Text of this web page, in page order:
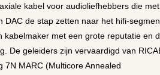
kabel voor audioliefhebbers die
DAC de stap zetten naar het hifi-
kabelmaker met een grote reputatie en
De geleiders zijn vervaardigd van
MARC (Multicore Annealed